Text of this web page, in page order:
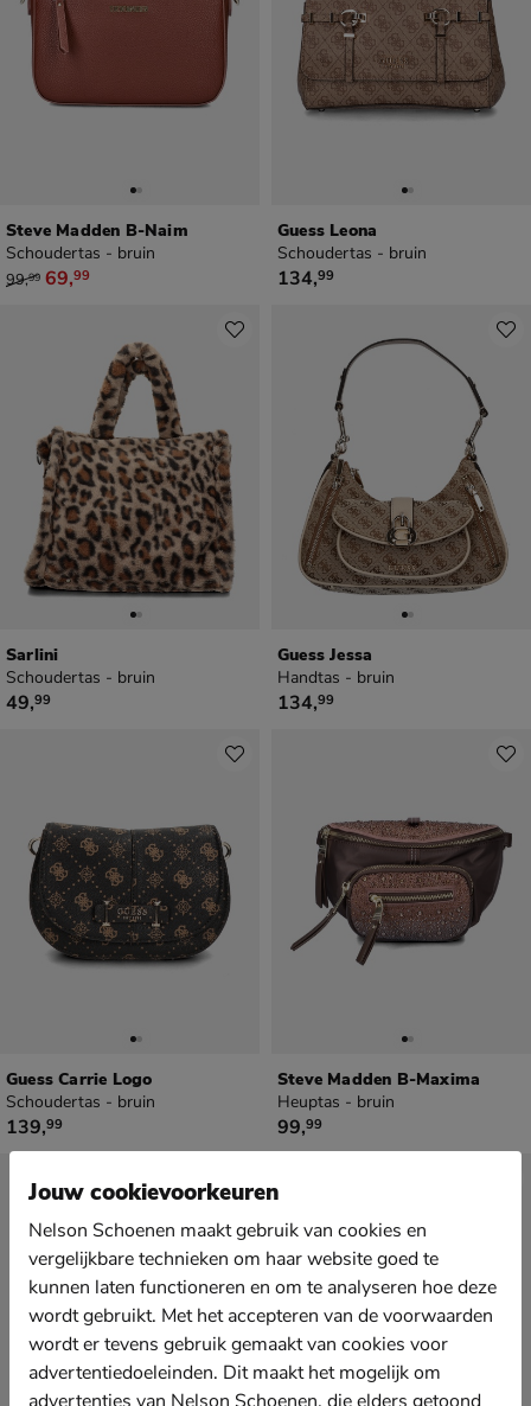
Steve Madden B-Naim
Schoudertas - bruin
van € 99,99 voor € 69,99
99,99 69,99
Guess Leona
Schoudertas - bruin
€ 134,99
134,99
Sarlini
Schoudertas - bruin
€ 49,99
49,99
Guess Jessa
Handtas - bruin
€ 134,99
134,99
Guess Carrie Logo
Schoudertas - bruin
€ 139,99
139,99
Steve Madden B-Maxima
Heuptas - bruin
€ 99,99
99,99
Jouw cookievoorkeuren
Nelson Schoenen maakt gebruik van cookies en
vergelijkbare technieken om haar website goed te
kunnen laten functioneren en om te analyseren hoe deze
wordt gebruikt. Met het accepteren van de voorwaarden
wordt er tevens gebruik gemaakt van cookies voor
advertentiedoeleinden. Dit maakt het mogelijk om
advertenties van Nelson Schoenen, die elders getoond